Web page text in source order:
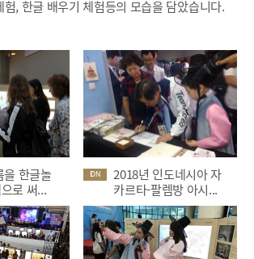
, 한글 배우기 체험등의 모습을 담았습니다.
을 한글놀
로 써...
IDN
2018년 인도네시아 자
카르타-팔렘방 아시...